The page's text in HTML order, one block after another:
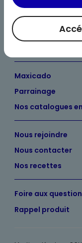
Bienvenue chez
Nos engagements
Maxicado
Parrainage
Nos catalogues
Nous rejoindre
Nous contacter
Nos recettes
Foire aux
Rappel produit